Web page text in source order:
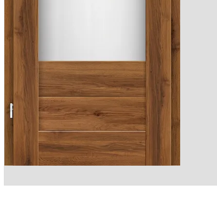
Drzwi
MONTAŻ
KONTAKT